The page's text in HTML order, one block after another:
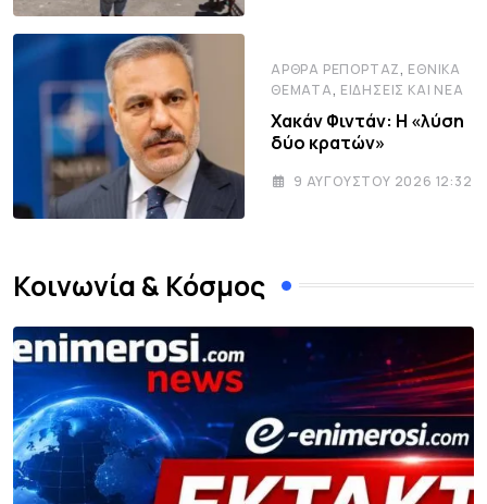
ΆΡΘΡΑ ΡΕΠΟΡΤΆΖ, ΕΘΝΙΚΆ
ΘΈΜΑΤΑ, ΕΙΔΉΣΕΙΣ ΚΑΙ ΝΈΑ
Χακάν Φιντάν: Η «λύση
δύο κρατών»
9 ΑΥΓΟΎΣΤΟΥ 2026 12:32
Κοινωνία & Κόσμος